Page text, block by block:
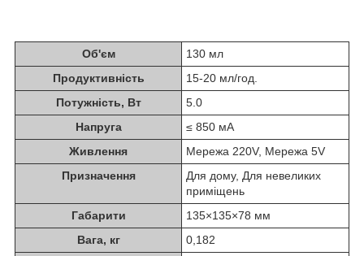
Об'єм
130 мл
Продуктивність
15-20 мл/год.
Потужність, Вт
5.0
Напруга
≤ 850 мА
Живлення
Мережа 220V, Мережа 5V
Призначення
Для дому, Для невеликих
приміщень
Габарити
135×135×78 мм
Вага, кг
0,182